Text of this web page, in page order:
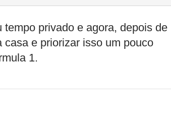
tempo privado e agora, depois de
e priorizar isso um pouco
1.